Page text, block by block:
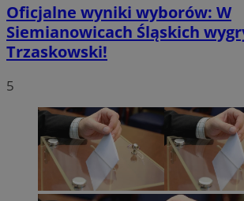
Oficjalne wyniki wyborów: W
Siemianowicach Śląskich
Trzaskowski!
5